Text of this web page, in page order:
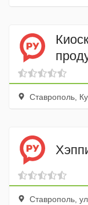
Ставрополь,
Ставрополь,